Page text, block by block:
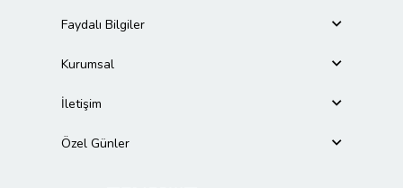
Faydalı Bilgiler
Kurumsal
İletişim
Özel Günler